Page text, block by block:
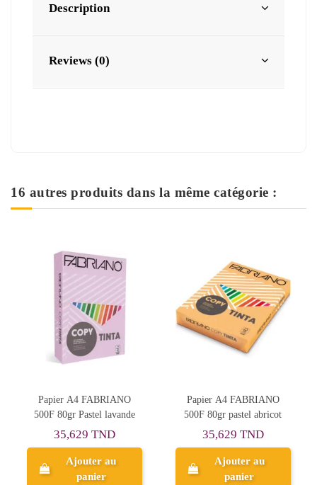
Description
Reviews (0)
16 autres produits dans la même catégorie :
Papier A4 FABRIANO
500F 80gr pastel abricot
35,629 TND
Ajouter au
panier
Papier Couleur KODAK
Rouge A4 80g 100F
12,209 TND
Ajouter au
panier